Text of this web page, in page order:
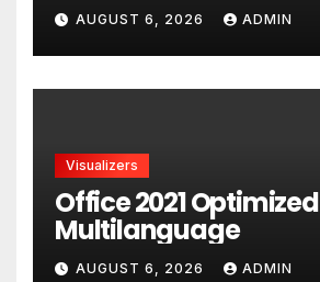
AUGUST 6, 2026 ADMIN
Visualizers
Office 2021 Optimized
Multilanguage
AUGUST 6, 2026 ADMIN